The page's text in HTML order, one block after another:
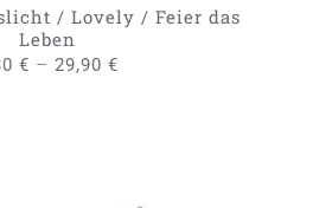
GEWÄHLT
/ Lovely / Feier das
Leben
€ – 29,90 €